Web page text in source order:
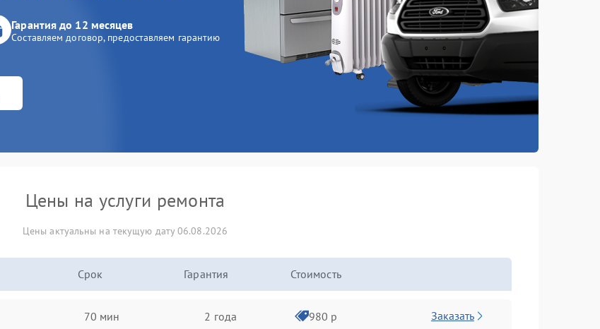
Гарантия до 12 месяцев
Составляем договор, предоставляем гарантию
Цены на услуги ремонта
Цены актуальны на текущую дату 06.08.2026
Срок Гарантия Стоимость
70 мин 2 года 980 р Заказать